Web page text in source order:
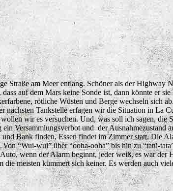
Straße am Meer entlang. Schöner als der Highway
auf dem Mars keine Sonde ist, dann könnte er
rötliche Wüsten und Berge wechseln sich
nächsten Tankstelle erfagen wir die Situation in La
wir es versuchen. Und, was soll ich sagen, die
Versammlungsverbot und der Ausnahmezustand
Bank finden, Essen findet im Zimmer statt. Die
“Wui-wui” über “ooha-ooha” bis hin zu “tatü-
wenn der Alarm beginnt, jeder weiß, es war der
meisten kümmert sich keiner. Es werden auch